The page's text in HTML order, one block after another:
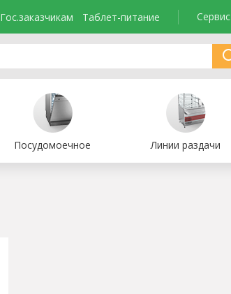
Гос.заказчикам Таблет-питание Сервис
Посудомоечное Линии раздачи